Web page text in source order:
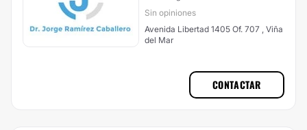
Sin opiniones
Avenida Libertad 1405 Of. 707 , Viña
del Mar
CONTACTAR